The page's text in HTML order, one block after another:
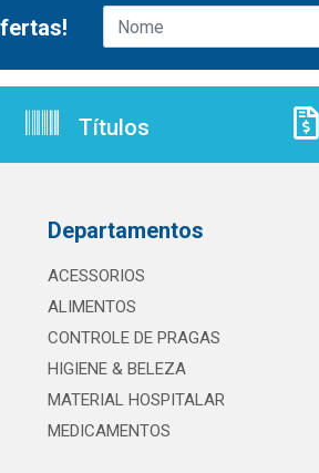
Títulos
Departamentos
ACESSORIOS
ALIMENTOS
CONTROLE DE PRAGAS
HIGIENE & BELEZA
MATERIAL HOSPITALAR
MEDICAMENTOS